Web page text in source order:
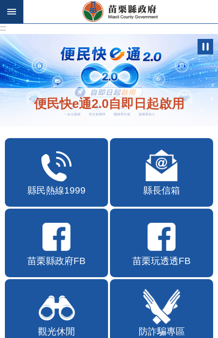
跳到主要內容區塊
:::
:::
便民快e通2.0自即日起啟用
縣民熱線1999 縣長信箱
苗栗縣政府FB 苗栗玩透透FB
觀光休閒 防詐騙專區